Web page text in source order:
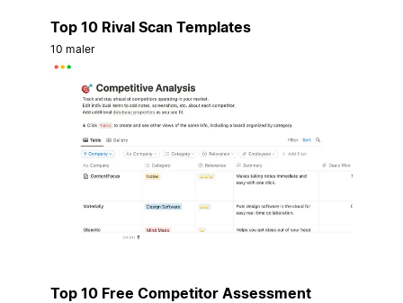
Top 10 Rival Scan Templates
10 maler
Top 10 Free Competitor Assessment